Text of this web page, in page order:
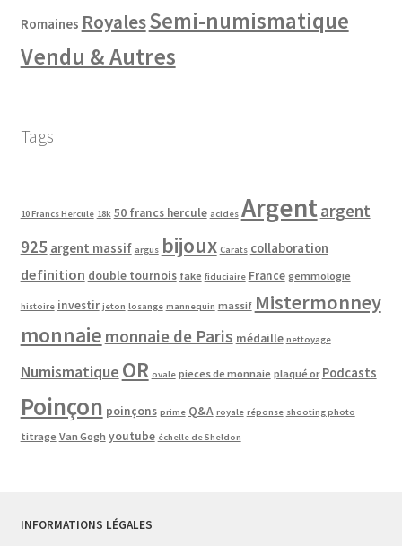
Romaines RoyalesSemi-numismatique
Vendu & Autres
Tags
10 Francs Hercule 18k 50 francs hercule acides Argentargent
925 argent massif argus bijoux Carats collaboration
definition double tournois fake fiduciaire France gemmologie
histoire investir jeton losange mannequin massif Mistermonney
monnaie monnaie de Paris médaille nettoyage
Numismatique OR ovale pieces de monnaie plaqué or Podcasts
Poinçon poinçons prime Q&A royale réponse shooting photo
titrage Van Gogh youtube échelle de Sheldon
INFORMATIONS LÉGALES